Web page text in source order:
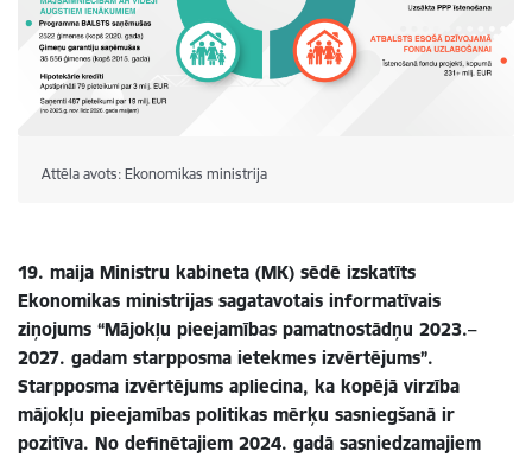
Attēla avots: Ekonomikas ministrija
19. maija Ministru kabineta (MK) sēdē izskatīts
Ekonomikas ministrijas sagatavotais informatīvais
ziņojums “Mājokļu pieejamības pamatnostādņu 2023.–
2027. gadam starpposma ietekmes izvērtējums”.
Starpposma izvērtējums apliecina, ka kopējā virzība
mājokļu pieejamības politikas mērķu sasniegšanā ir
pozitīva. No definētajiem 2024. gadā sasniedzamajiem